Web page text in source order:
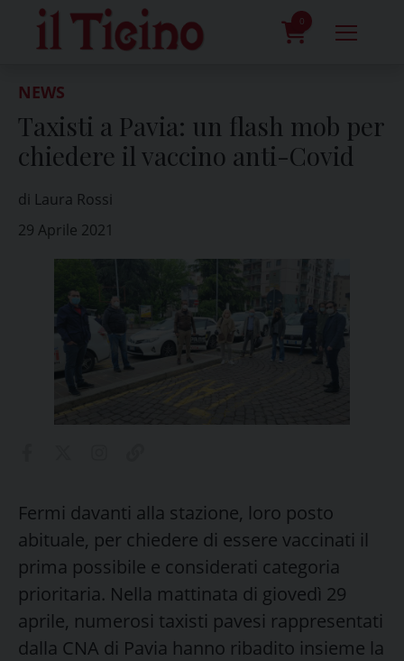
content
0
NEWS
Taxisti a Pavia: un flash mob per
chiedere il vaccino anti-Covid
di Laura Rossi
29 Aprile 2021
Fermi davanti alla stazione, loro posto
abituale, per chiedere di essere vaccinati il
prima possibile e considerati categoria
prioritaria. Nella mattinata di giovedì 29
aprile, numerosi taxisti pavesi rappresentati
dalla CNA di Pavia hanno ribadito insieme la